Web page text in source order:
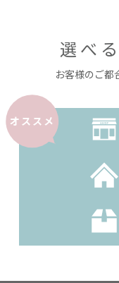
選べ
お客様のご都
オススメ